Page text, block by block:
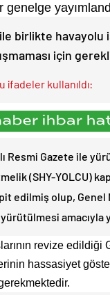
ile birlikte
için
ifadeler kullanıldı:
Resmi Gazete ile
(SHY-YOLCU)
edilmiş olup, Genel
amacıyla
revize
hassasiyet